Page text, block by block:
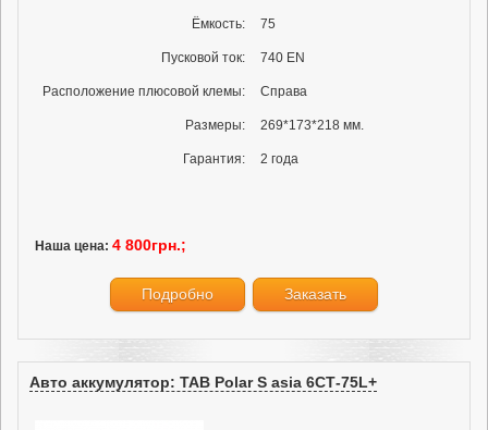
Ёмкость: 75
Пусковой ток: 740 EN
Расположение плюсовой клемы: Справа
Размеры: 269*173*218 мм.
Гарантия: 2 года
Наша цена: 4 800грн.;
Подробно Заказать
Авто аккумулятор: TAB Polar S asia 6СТ-75L+